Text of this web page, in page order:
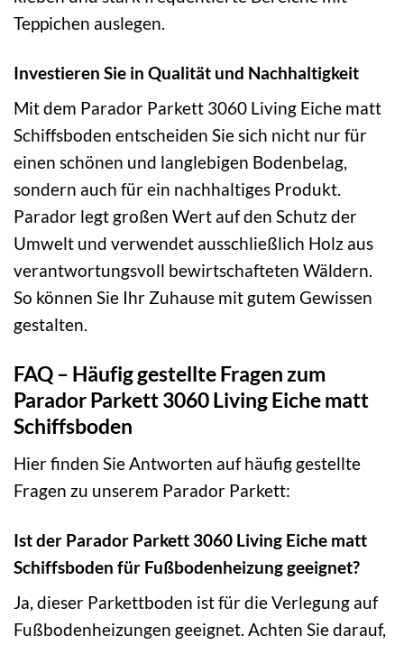
Teppichen auslegen.
Investieren Sie in Qualität und Nachhaltigkeit
Mit dem Parador Parkett 3060 Living Eiche matt
Schiffsboden entscheiden Sie sich nicht nur für
einen schönen und langlebigen Bodenbelag,
sondern auch für ein nachhaltiges Produkt.
Parador legt großen Wert auf den Schutz der
Umwelt und verwendet ausschließlich Holz aus
verantwortungsvoll bewirtschafteten Wäldern.
So können Sie Ihr Zuhause mit gutem Gewissen
gestalten.
FAQ – Häufig gestellte Fragen zum
Parador Parkett 3060 Living Eiche matt
Schiffsboden
Hier finden Sie Antworten auf häufig gestellte
Fragen zu unserem Parador Parkett:
Ist der Parador Parkett 3060 Living Eiche matt
Schiffsboden für Fußbodenheizung geeignet?
Ja, dieser Parkettboden ist für die Verlegung auf
Fußbodenheizungen geeignet. Achten Sie darauf,